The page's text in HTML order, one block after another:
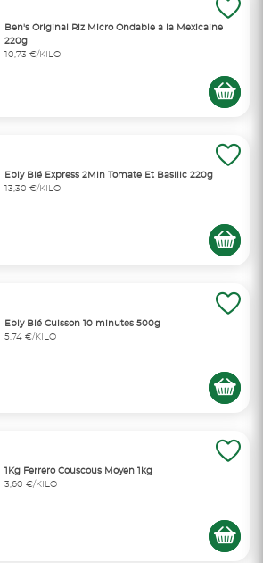
Ben's Original Riz Micro Ondable a la Mexicaine
220g
10,73 €/KILO
Ebly Blé Express 2Min Tomate Et Basilic 220g
13,30 €/KILO
Ebly Blé Cuisson 10 minutes 500g
5,74 €/KILO
1Kg Ferrero Couscous Moyen 1kg
3,60 €/KILO